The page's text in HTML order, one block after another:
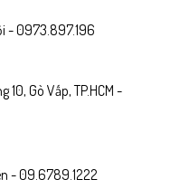
- 0973.897.196
Gò Vấp, TP.HCM -
- 09.6789.1222